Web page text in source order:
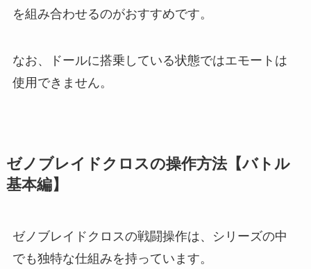
を組み合わせるのがおすすめです。
なお、ドールに搭乗している状態ではエモートは
使用できません。
ゼノブレイドクロスの操作方法【バトル
基本編】
ゼノブレイドクロスの戦闘操作は、シリーズの中
でも独特な仕組みを持っています。